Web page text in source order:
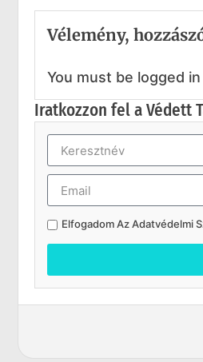
Vélemény,
You must be logged
Iratkozzon fel a Védett
Elfogadom AzAdatvédelmi